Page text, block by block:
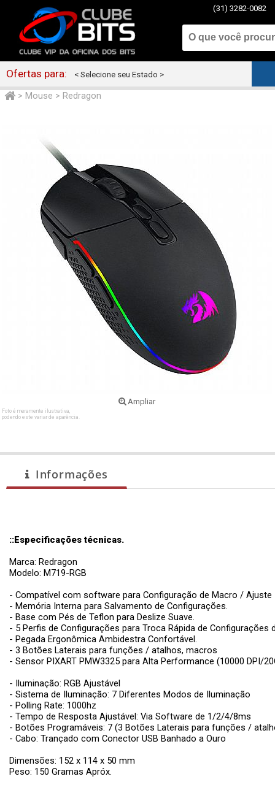
(31) 3282-0082
Ofertas para: < Selecione seu Estado >
> Mouse > Redragon
Ampliar
Foto é meramente ilustrativa,
podendo este variar de aparência.
Informações
::Especificações técnicas.
Marca: Redragon
Modelo: M719-RGB
- Compatível com software para Configuração de Macro /
- Memória Interna para Salvamento de Configurações.
- Base com Pés de Teflon para Deslize Suave.
- 5 Perfis de Configurações para Troca Rápida de Configurações
- Pegada Ergonômica Ambidestra Confortável.
- 3 Botões Laterais para funções / atalhos, macros
- Sensor PIXART PMW3325 para Alta Performance (10000 DPI/
- Iluminação: RGB Ajustável
- Sistema de Iluminação: 7 Diferentes Modos de Iluminação
- Polling Rate: 1000hz
- Tempo de Resposta Ajustável: Via Software de 1/2/4/8ms
- Botões Programáveis: 7 (3 Botões Laterais para funções /
- Cabo: Trançado com Conector USB Banhado a Ouro
Dimensões: 152 x 114 x 50 mm
Peso: 150 Gramas Apróx.